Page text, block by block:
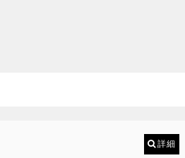
詳細